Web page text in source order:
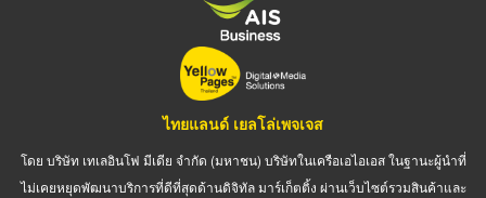
ไทยแลนด์ เยลโล่เพจเจส
โดย บริษัท เทเลอินโฟ มีเดีย จำกัด (มหาชน) บริษัทในเครือเอไอเอส ในฐานะผู้นำที่
ไม่เคยหยุดพัฒนาบริการที่ดีที่สุดด้านดิจิทัล มาร์เก็ตติ้ง ผ่านเว็บไซต์รวมสินค้าและ